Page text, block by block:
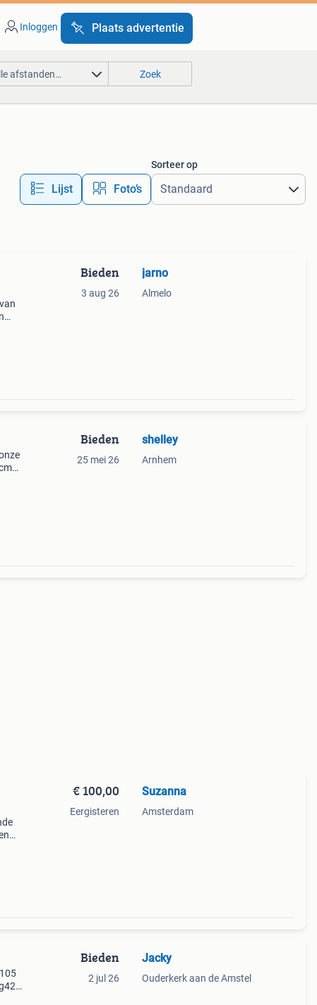
Inloggen Plaats advertentie
afstanden… Zoek
Lijst Foto’s
Sorteer op
Bieden
3 aug 26
jarno
Almelo
Bieden
25 mei 26
shelley
Arnhem
€ 100,00
Eergisteren
Suzanna
Amsterdam
Bieden
2 jul 26
Jacky
Ouderkerk aan de Amstel